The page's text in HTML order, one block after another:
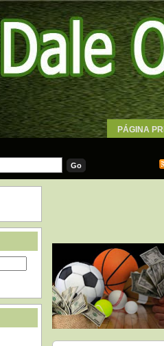
PÁGINA